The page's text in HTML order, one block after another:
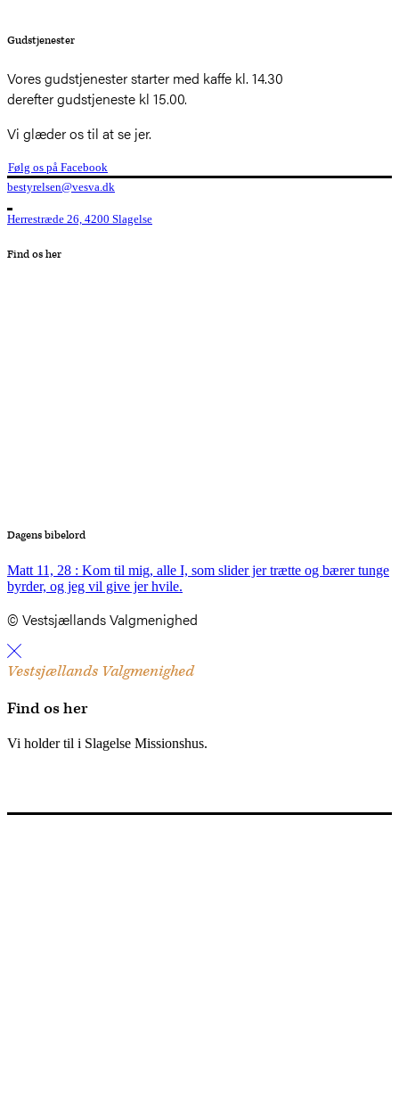
Gudstjenester
Vores gudstjenester starter med kaffe kl. 14.30
derefter gudstjeneste kl 15.00.
Vi glæder os til at se jer.
Følg os på Facebook
bestyrelsen@vesva.dk
Herrestræde 26, 4200 Slagelse
Find os her
Dagens bibelord
Matt 11, 28 : Kom til mig, alle I, som slider jer trætte og bærer tunge
byrder, og jeg vil give jer hvile.
© Vestsjællands Valgmenighed
Vestsjællands Valgmenighed
Find os her
Vi holder til i Slagelse Missionshus.